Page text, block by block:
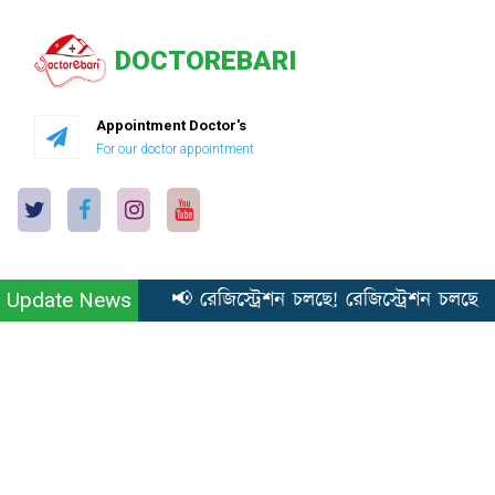
DOCTOREBARI
Appointment Doctor's
For our doctor appointment
Update News 📢 রেজিস্ট্রেশন চলছে! রেজিস্ট্রেশন